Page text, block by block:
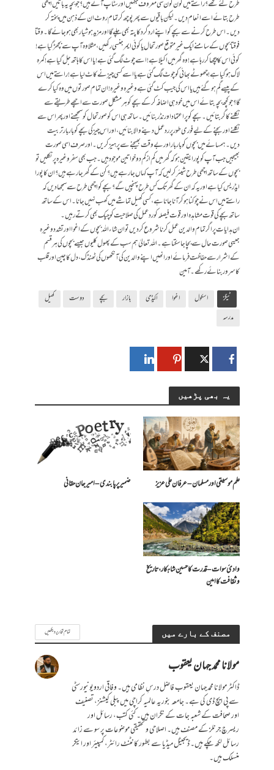
طرح گئے تھے؟ راستے میں کون کون سی معروف جگہیں اور سٹاپ آئے ہیں؟جو بچہ یہ باتیں اچھی
طرح بتائے اسے انعام دیں۔ لیکن باقیوں سے پھر پوچھ کر تمام روٹ ان کے ذہن میں پختہ کر
دیں۔ اس طرح کرنے سے بچے کو اپنے اردگرد کا پتہ بھی چلے گا اور مزید ہوشیار بھی ہو جائے گا۔ وقتا
فوقتا بچوں کے سامنے ایک غیر متوقع صورتحال یا کوئی ایمرجنسی رکھیں، مثلا وہ آپ سے بچھڑ گیا ہے!
کوئی اس کا پیچھا کر رہا ہے! وہ گھر میں اکیلا ہے! اسے چوٹ لگ گئی ہے! یا اس کا ہاتھ جل گیا ہے! کمرہ
لاک ہو گیا ہے! چھوٹے بھائی کو چوٹ لگ گئی ہے یا اسے کسی چیز نے کاٹ لیا ہے! راستے میں اس
کے پیسے گم ہو گئے ہیں یا اس کی جیب کٹ گئی ہے وغیرہ وغیرہ! ان تمام صورتوں میں وہ کیا کرے
گا؟ جو کچھ بچہ بتائے اس میں خود ہی اضافہ کر کے بچے کو ہر مشکل صورت سے اچھے طریقے سے
نکلنے کا گر بتائیں۔ بچے کو پراعتماد اور نڈر بنائیں۔ ساتھ ہی اس کو صورتحال کو سمجھنے اور پھر اس سے
نکلنے اور بچنے کے لیے فوری طور پر ردعمل دینے والا بنائیں، اور اس چیز کی بچے کو بار بار تربیت
دیں۔ ہمسائے میں بچوں کو بار بار اور بے وقت بھیجنے سے پرہیز کریں۔ اور صرف اسی صورت
بھیجیں جب آپ کو پورا یقین ہو کہ گھر میں کم از کم دو خواتین موجود ہیں۔ جب بھی سفر وغیرہ پر نکلیں تو
بچوں کے ساتھ اچھی طرح شیئرکر لیں کہ آپ کہاں جا رہے ہیں؟ کن کے گھر جا رہے ہیں؟ ان کا پورا
ایڈریس کیا ہے اور یہ کہ ان کے گھر تک کس طرح پہنچیں گے؟ بچے کو اچھی طرح سے سمجھا دیں کہ
راستے میں اس نے چوکنا ہو کر آنا جانا ہے، کسی کھیل تماشے میں کھب نہیں جانا۔ اس کے ساتھ
ساتھ بچے کی قوت مشاہدہ اور قوت فیصلہ کو ردعمل کی صلاحیت کو چیک بھی کرتے رہیں۔
ان ہدایات پر اگر تمام والدین عمل کرنا شروع کر دیں تو ان شاءاللہ بچوں کے اغوا اور تشدد وغیرہ
جیسی صورت حال سے بچا جاسکتا ہے۔ اللہ تعالیٰ ہم سب کے پھول کلیوں جیسے بچوں کی ہر قسم
کے اشرار سے حفاظت فرمائے اور انھیں اپنے والدین کی آنکھوں کی ٹھنڈک، دل کاچین اورقلب
کا سرور بنائے رکھے۔ آمین
ٹیگز اسکول اغوا اکیڈمی بازار بچے دوست
کھیل
مدرسہ
یہ بھی پڑھیں
علم موسیقی اور مسلمان – عرفان علی عزیز ضمیر پر پابندی – امیرجان حقانی
وادیٔ سوات – قدرت کا حسین شاہکار، تاریخ
و ثقافت کا امین
مصنف کے بارے میں تمام تحاریر دیکھیں
مولانا محمد جہان یعقوب
ڈاکٹر مولانا محمد جہان یعقوب فاضل درسِ نظامی ہیں۔ وفاقی اردویونیورسٹی
سے پی ایچ ڈی کی ہے۔ جامعہ بنوریہ عالمیہ کراچی میں پبلی کیشنز، تصنیف
اور صحافت کے شعبہ جات کے نگران ہیں۔ کئی کتب، رسائل اور
ریسرچ جرنلز کے مصنف ہیں۔ اصلاحی و تحقیقی موضوعات پر سو سے زائد
رسائل لکھ چکے ہیں۔ ڈیجیٹل میڈیا سے بطور کانٹنٹ رائٹر، کمپیئر اور اینکر
منسلک ہیں۔